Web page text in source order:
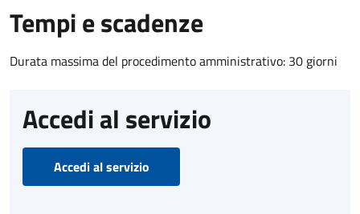
Tempi e scadenze
Durata massima del procedimento amministrativo: 30 giorni
Accedi al servizio
Accedi al servizio